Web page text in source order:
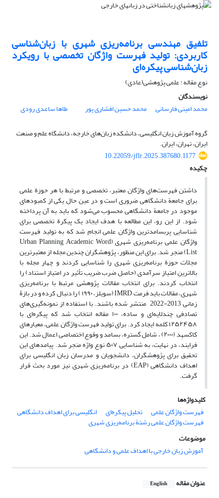
تلفیق مهندسی برنامه‌ریزی شهری با زبان‌شناسی
کاربردی: تولید فهرست واژگان تخصصی با رویکرد
زبان‌شناسی پیکره‌ای
نوع مقاله : علمی پژوهشی(عادی)
نویسندگان
محمد امینی فارسانی
محمد حسین افشاری پور
طاها ساعدی رودی
گروه آموزش زبان انگلیسی، دانشکد‌ه زبان‌های خارجه، دانشگاه علم و صنعت
ایران، تهران، ایران.
10.22059/jflr.2025.387680.1177
چکیده
داشتن فهرست‌های واژگان معتبر، تخصصی و مرتبط با هر حوزة علمی
برای جامعة دانشگاهی ضروری است و در عین حال یکی از کمبودهای
موجود در جامعة دانشگاهی محسوب می‌شود که باید به آن پرداخته
شود. از این رو، این مطالعه با هدف ایجاد یک پیکرة تخصصی برای
شناسایی پربسامدترین واژگان علمی انجام شد که به تولید فهرست
واژگان علمی برنامه‌ریزی شهری (Urban Planning Academic Word
List) منجر شد. برای این منظور، پژوهشگران چندین مجله از معتبرترین
مجلات حوزة برنامه‌ریزی شهری را شناسایی کردند و چهار مجله با
بالاترین امتیاز سرآمدی (حاصل ضرب ضریب تأثیر در امتیاز استناد) را
انتخاب کردند. برای انتخاب مقالات پژوهشی مرتبط با برنامه‌ریزی
شهری، مقالات باید فرمت IMRD (سویلز، ۱۹۹۰ ) را دنبال کرده و در بازۀ
زمانی 2013-2022 منتشر شده باشند. با استفاده از نمونه‌گیری‌های
تصادفی چندلایه‌ای و ساده، ۱۰۰ مقاله انتخاب شد که پیکره‌ای با
۱,۲۵۲,۴۵۸ کلمه ایجاد کرد. برای تولید فهرست واژگان علمی، معیارهای
کاکسهِد (۲۰۰۰) ، شامل گستره، بسامد و وقوع اختصاصی اعمال شد. این
فرایند، در نهایت، به شناسایی ۵۰۷ نوع واژه منجر شد. پیامدهای این
تحقیق برای پژوهشگران، دانشجویان و مدرسان زبان انگلیسی برای
اهداف دانشگاهی (EAP) در برنامه‌ریزی شهری نیز مورد بحث قرار
گرفت.
کلیدواژه‌ها
فهرست واژگان علمی
تحلیل پیکره‌ای انگلیسی برای اهداف دانشگاهی
فهرست واژگان علمی رشتة برنامه‌ریزی شهری
موضوعات
آموزش زبان خارجی با اهداف علمی و دانشگاهی
عنوان مقاله English